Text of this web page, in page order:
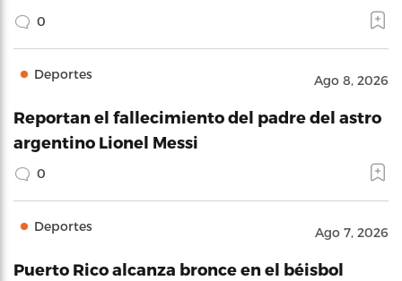
0
Deportes Ago 8, 2026
Reportan el fallecimiento del padre del astro
argentino Lionel Messi
0
Deportes Ago 7, 2026
Puerto Rico alcanza bronce en el béisbol